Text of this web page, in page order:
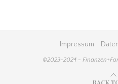
Impressum
©2023-2024 -